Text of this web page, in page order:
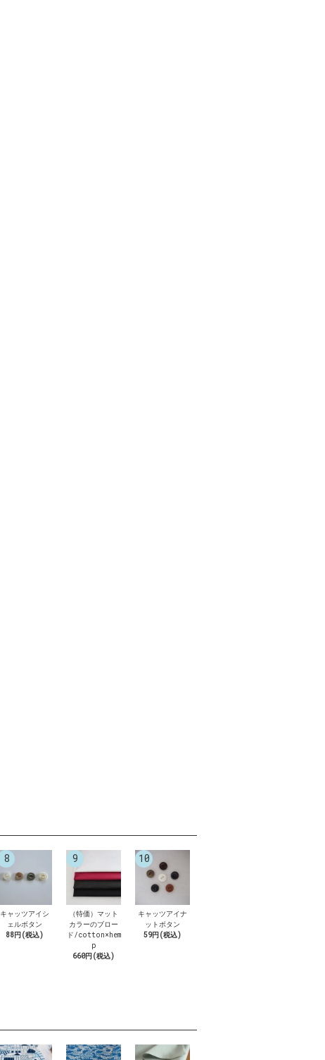
8
キャッツアイシ
ェルボタン
88円(税込)
9
（特価）マット
カラーのブロー
ド/cotton×hem
p
660円(税込)
10
キャッツアイナ
ットボタン
59円(税込)